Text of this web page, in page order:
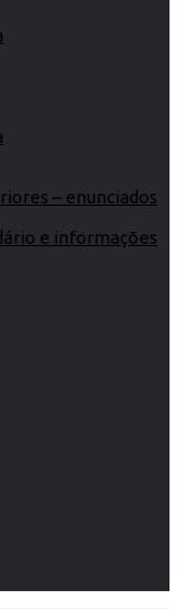
– enunciados
e informações